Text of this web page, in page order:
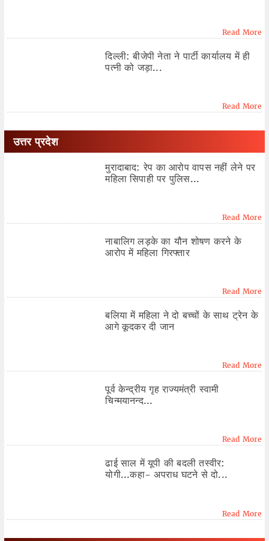
Read More
दिल्ली: बीजेपी नेता ने पार्टी कार्यालय में ही
पत्नी को जड़ा...
Read More
उत्तर प्रदेश
मुरादाबाद: रेप का आरोप वापस नहीं लेने पर
महिला सिपाही पर पुलिस...
Read More
नाबालिग लड़के का यौन शोषण करने के
आरोप में महिला गिरफ्तार
Read More
बलिया में महिला ने दो बच्चों के साथ ट्रेन के
आगे कूदकर दी जान
Read More
पूर्व केन्द्रीय गृह राज्यमंत्री स्वामी
चिन्मयानन्द...
Read More
ढाई साल में यूपी की बदली तस्वीर:
योगी...कहा- अपराध घटने से दो...
Read More